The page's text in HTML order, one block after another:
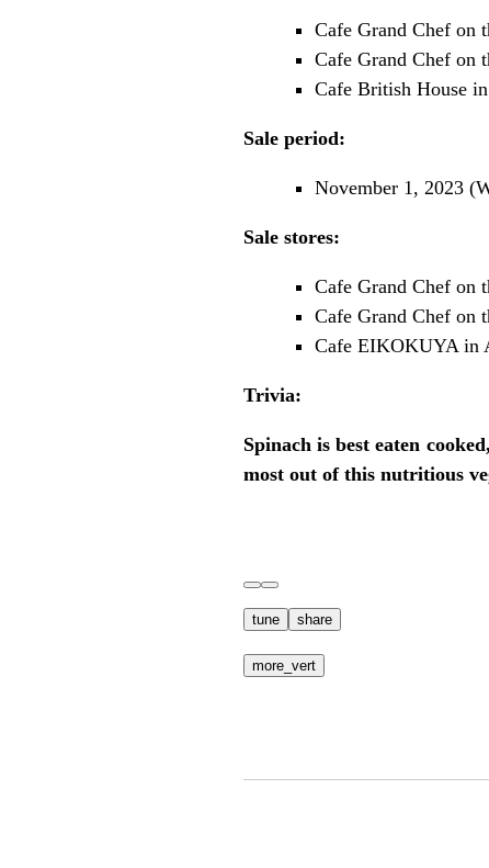
Cafe Grand Chef on
Cafe Grand Chef on
Cafe British House
Sale period:
November 1, 2023
Sale stores:
Cafe Grand Chef on
Cafe Grand Chef on
Cafe EIKOKUYA in
Trivia:
Spinach is best eaten
most out of this nutritious
tune share
more_vert